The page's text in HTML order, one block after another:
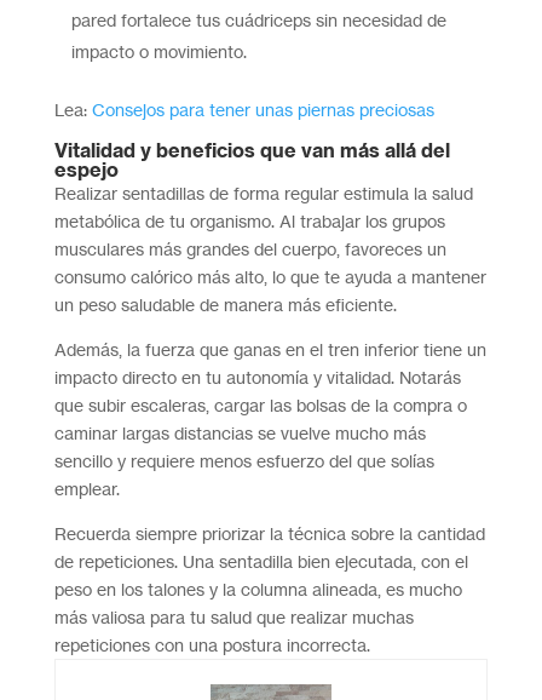
pared fortalece tus cuádriceps sin necesidad de
impacto o movimiento.
Lea: Consejos para tener unas piernas preciosas
Vitalidad y beneficios que van más allá del
espejo
Realizar sentadillas de forma regular estimula la salud
metabólica de tu organismo. Al trabajar los grupos
musculares más grandes del cuerpo, favoreces un
consumo calórico más alto, lo que te ayuda a mantener
un peso saludable de manera más eficiente.
Además, la fuerza que ganas en el tren inferior tiene un
impacto directo en tu autonomía y vitalidad. Notarás
que subir escaleras, cargar las bolsas de la compra o
caminar largas distancias se vuelve mucho más
sencillo y requiere menos esfuerzo del que solías
emplear.
Recuerda siempre priorizar la técnica sobre la cantidad
de repeticiones. Una sentadilla bien ejecutada, con el
peso en los talones y la columna alineada, es mucho
más valiosa para tu salud que realizar muchas
repeticiones con una postura incorrecta.